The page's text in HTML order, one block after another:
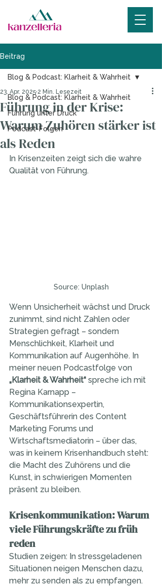
Beitrag
Blog & Podcast: Klarheit & Wahrheit
Führung unter Druck
Podcast-Folgen
Blog & Podcast: Klarheit & Wahrheit
Führung in der Krise:
Warum Zuhören stärker ist
als Reden
23. Apr. 2025 2 Min. Lesezeit
In Krisenzeiten zeigt sich die wahre
Qualität von Führung.
Source: Unplash
Wenn Unsicherheit wächst und Druck
zunimmt, sind nicht Zahlen oder
Strategien gefragt – sondern
Menschlichkeit, Klarheit und
Kommunikation auf Augenhöhe. In
meiner neuen Podcastfolge von
„Klarheit & Wahrheit“ spreche ich mit
Regina Karnapp –
Kommunikationsexpertin,
Geschäftsführerin des Content
Marketing Forums und
Wirtschaftsmediatorin – über das,
was in keinem Krisenhandbuch steht:
die Macht des Zuhörens und die
Kunst, in schwierigen Momenten
präsent zu bleiben.
Krisenkommunikation: Warum
viele Führungskräfte zu früh
reden
Studien zeigen: In stressgeladenen
Situationen neigen Menschen dazu,
mehr zu senden als zu empfangen.